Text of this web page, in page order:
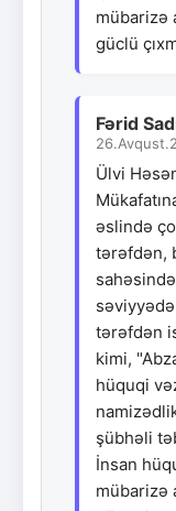
mübarizə
güclü
Fərid
Ülvi
əslində
tərəfdən,
tərəfdən
kimi,
hüquqi
şübhəli
İnsan
mübarizə